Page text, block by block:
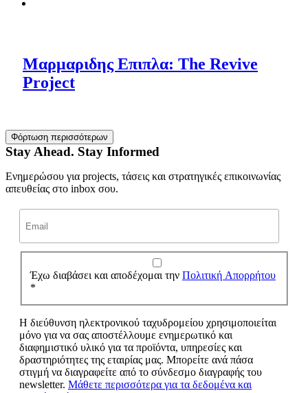
Μαρμαριδης Επιπλα: The Revive
Project
Φόρτωση περισσότερων
Stay Ahead. Stay Informed
Ενημερώσου για projects, τάσεις και στρατηγικές επικοινωνίας
απευθείας στο inbox σου.
Έχω διαβάσει και αποδέχομαι την Πολιτική Απορρήτου
*
Η διεύθυνση ηλεκτρονικού ταχυδρομείου χρησιμοποιείται
μόνο για να σας αποστέλλουμε ενημερωτικό και
διαφημιστικό υλικό για τα προϊόντα, υπηρεσίες και
δραστηριότητες της εταιρίας μας. Μπορείτε ανά πάσα
στιγμή να διαγραφείτε από το σύνδεσμο διαγραφής του
newsletter. Μάθετε περισσότερα για τα δεδομένα και